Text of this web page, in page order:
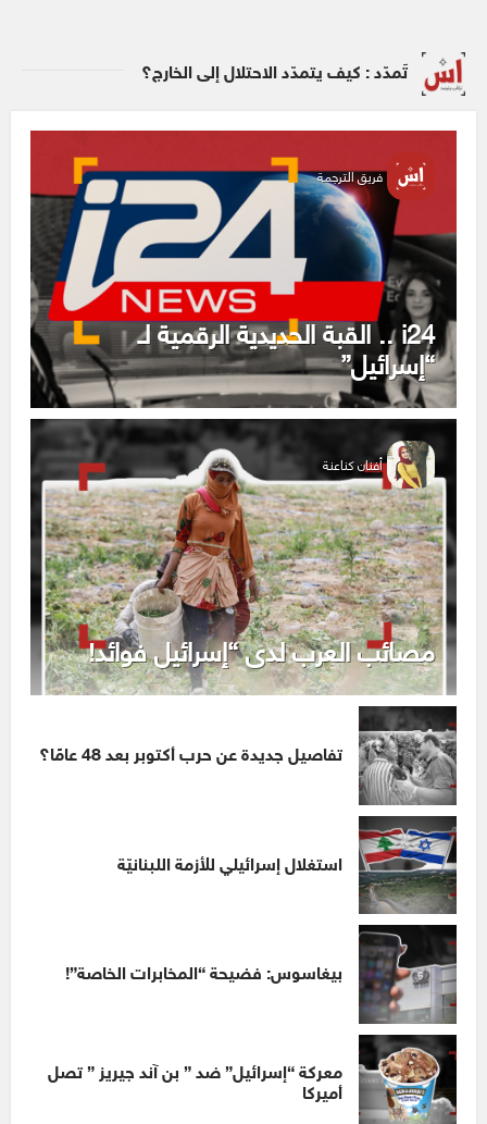
تَمدّد : كيف يتمدّد الاحتلال إلى الخارج؟
فريق الترجمة
i24 .. القبة الحديدية الرقمية لـ
“إسرائيل”
أفنان كناعنة
مصائب العرب لدى “إسرائيل فوائد!
تفاصيل جديدة عن حرب أكتوبر بعد 48 عامًا؟
استغلال إسرائيلي للأزمة اللبنانيّة
بيغاسوس: فضيحة “المخابرات الخاصة”!
معركة “إسرائيل” ضد ” بن آند جيريز ” تصل
أميركا